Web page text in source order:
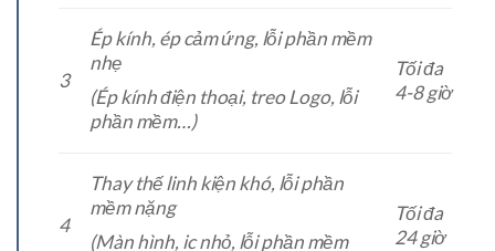
3
Ép kính, ép cảm ứng, lỗi phần mềm
nhẹ
(Ép kính điện thoại, treo Logo, lỗi
phần mềm…)
Tối đa
4-8 giờ
4
Thay thế linh kiện khó, lỗi phần
mềm nặng
(Màn hình, ic nhỏ, lỗi phần mềm
Tối đa
24 giờ